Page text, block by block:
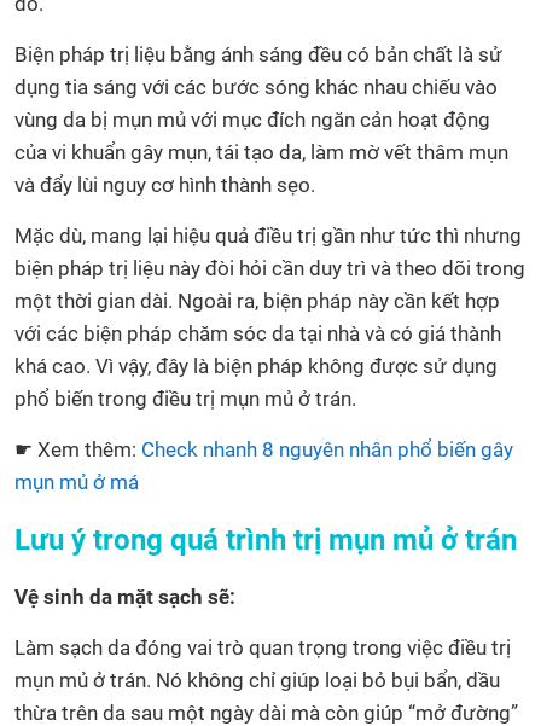
Biện pháp trị liệu bằng ánh sáng đều có bản chất là sử
dụng tia sáng với các bước sóng khác nhau chiếu vào
vùng da bị mụn mủ với mục đích ngăn cản hoạt động
của vi khuẩn gây mụn, tái tạo da, làm mờ vết thâm mụn
và đẩy lùi nguy cơ hình thành sẹo.
Mặc dù, mang lại hiệu quả điều trị gần như tức thì nhưng
biện pháp trị liệu này đòi hỏi cần duy trì và theo dõi trong
một thời gian dài. Ngoài ra, biện pháp này cần kết hợp
với các biện pháp chăm sóc da tại nhà và có giá thành
khá cao. Vì vậy, đây là biện pháp không được sử dụng
phổ biến trong điều trị mụn mủ ở trán.
☛ Xem thêm: Check nhanh 8 nguyên nhân phổ biến gây
mụn mủ ở má
Lưu ý trong quá trình trị mụn mủ ở trán
Vệ sinh da mặt sạch sẽ:
Làm sạch da đóng vai trò quan trọng trong việc điều trị
mụn mủ ở trán. Nó không chỉ giúp loại bỏ bụi bẩn, dầu
thừa trên da sau một ngày dài mà còn giúp “mở đường”